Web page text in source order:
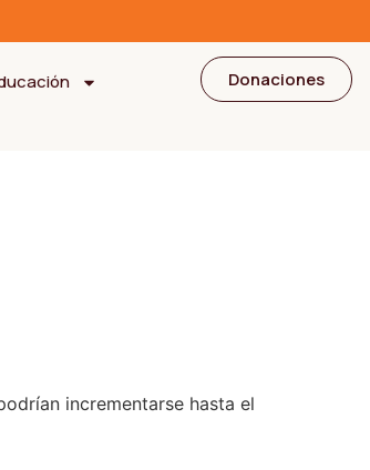
Donaciones
incrementarse hasta el